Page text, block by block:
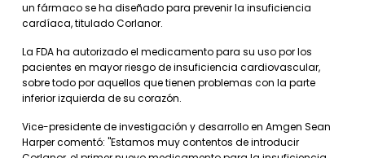
un fármaco se ha diseñado para prevenir la insuficiencia
cardíaca, titulado Corlanor.
La FDA ha autorizado el medicamento para su uso por los
pacientes en mayor riesgo de insuficiencia cardiovascular,
sobre todo por aquellos que tienen problemas con la parte
inferior izquierda de su corazón.
Vice-presidente de investigación y desarrollo en Amgen Sean
Harper comentó: "Estamos muy contentos de introducir